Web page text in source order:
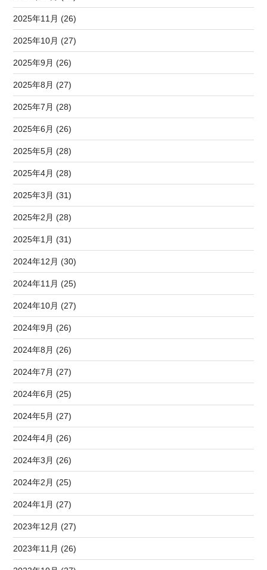
2025年11月 (26)
2025年10月 (27)
2025年9月 (26)
2025年8月 (27)
2025年7月 (28)
2025年6月 (26)
2025年5月 (28)
2025年4月 (28)
2025年3月 (31)
2025年2月 (28)
2025年1月 (31)
2024年12月 (30)
2024年11月 (25)
2024年10月 (27)
2024年9月 (26)
2024年8月 (26)
2024年7月 (27)
2024年6月 (25)
2024年5月 (27)
2024年4月 (26)
2024年3月 (26)
2024年2月 (25)
2024年1月 (27)
2023年12月 (27)
2023年11月 (26)